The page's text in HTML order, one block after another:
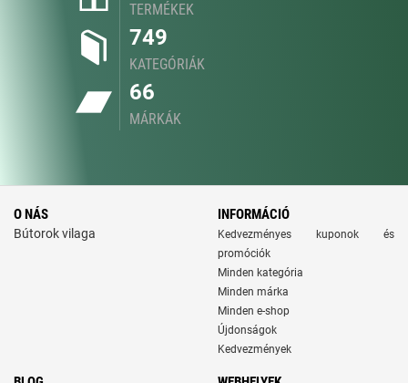
TERMÉKEK
749
KATEGÓRIÁK
66
MÁRKÁK
O NÁS
Bútorok vilaga
INFORMÁCIÓ
Kedvezményes kuponok és
promóciók
Minden kategória
Minden márka
Minden e-shop
Újdonságok
Kedvezmények